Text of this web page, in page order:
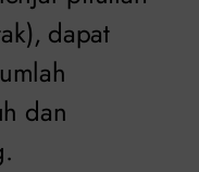
dapat
dan